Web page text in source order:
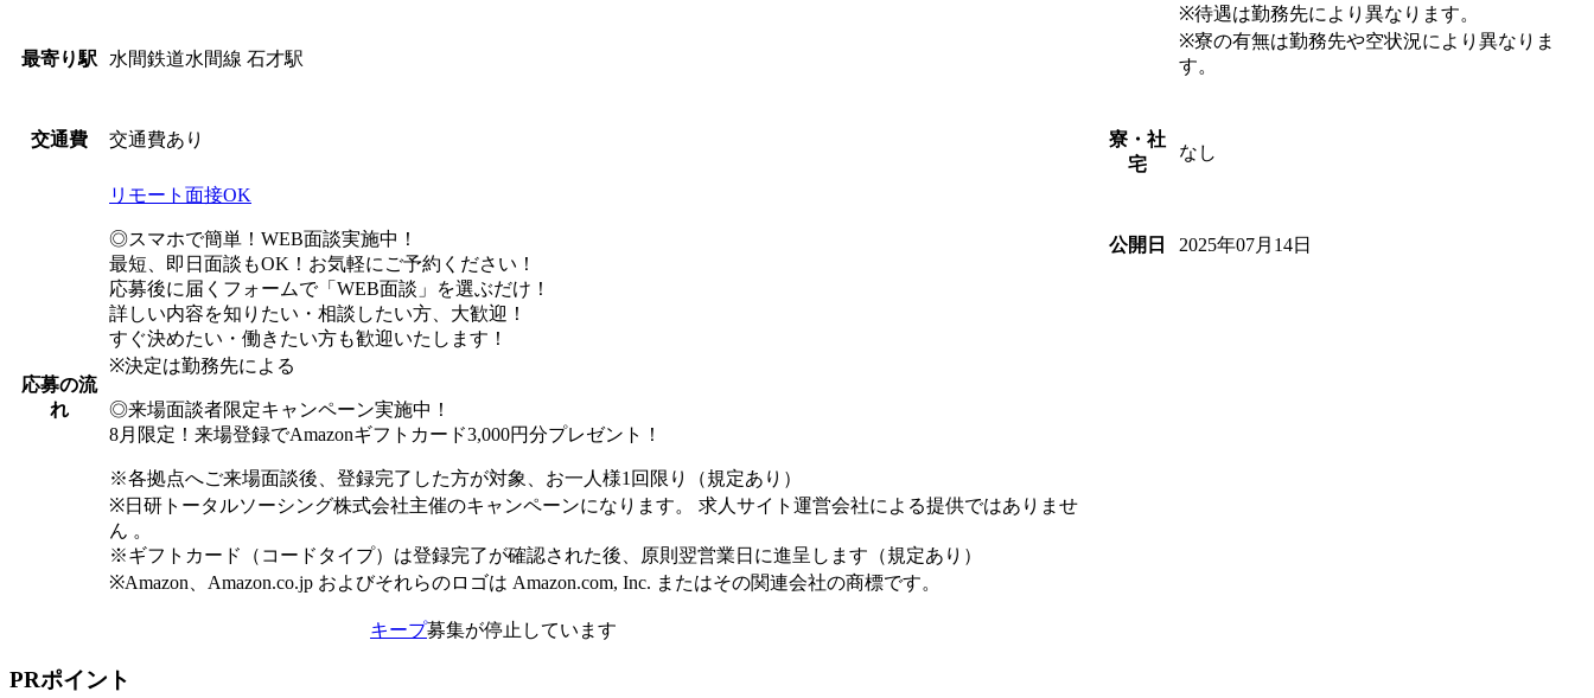
最寄り駅 水間鉄道水間線 石才駅
交通費 交通費あり
応募の流
れ
リモート面接OK
◎スマホで簡単！WEB面談実施中！
最短、即日面談もOK！お気軽にご予約ください！
応募後に届くフォームで「WEB面談」を選ぶだけ！
詳しい内容を知りたい・相談したい方、大歓迎！
すぐ決めたい・働きたい方も歓迎いたします！
※決定は勤務先による
◎来場面談者限定キャンペーン実施中！
8月限定！来場登録でAmazonギフトカード3,000円分プレゼント！
※各拠点へご来場面談後、登録完了した方が対象、お一人様1回限り（規定あり）
※日研トータルソーシング株式会社主催のキャンペーンになります。 求人サイト運営会社による提供ではありませ
ん 。
※ギフトカード（コードタイプ）は登録完了が確認された後、原則翌営業日に進呈します（規定あり）
※Amazon、Amazon.co.jp およびそれらのロゴは Amazon.com, Inc. またはその関連会社の商標です。
※待遇は勤務先により異なります。
※寮の有無は勤務先や空状況により異なりま
す。
寮・社
宅
なし
公開日 2025年07月14日
キープ募集が停止しています
PRポイント